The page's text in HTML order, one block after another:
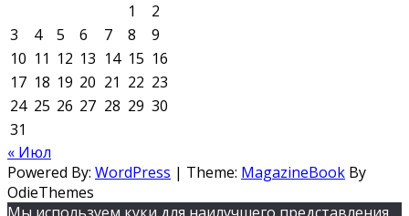
1
2
3
4 5 6 7 8
9
10 11 12 13 14 15 16
17 18 19 20 21 22 23
24 25 26 27 28 29 30
31
« Июл
Powered By: WordPress | Theme: MagazineBook By
OdieThemes